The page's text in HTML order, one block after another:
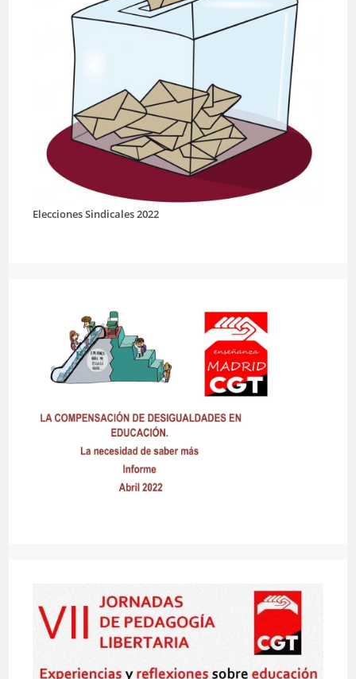
Elecciones Sindicales 2022